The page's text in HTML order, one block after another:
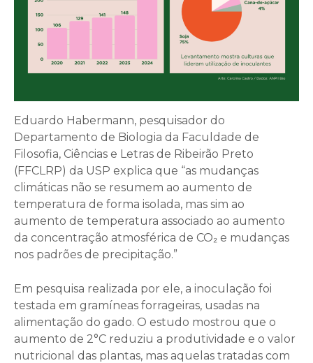
Eduardo Habermann, pesquisador do
Departamento de Biologia da Faculdade de
Filosofia, Ciências e Letras de Ribeirão Preto
(FFCLRP) da USP explica que “as mudanças
climáticas não se resumem ao aumento de
temperatura de forma isolada, mas sim ao
aumento de temperatura associado ao aumento
da concentração atmosférica de CO₂ e mudanças
nos padrões de precipitação.”
Em pesquisa realizada por ele, a inoculação foi
testada em gramíneas forrageiras, usadas na
alimentação do gado. O estudo mostrou que o
aumento de 2°C reduziu a produtividade e o valor
nutricional das plantas, mas aquelas tratadas com